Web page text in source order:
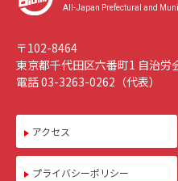
All-Japan Prefectural and
〒102-8464
東京都千代田区六番町1 自治労
電話 03-3263-0262（代表）
アクセス
プライバシーポリシー